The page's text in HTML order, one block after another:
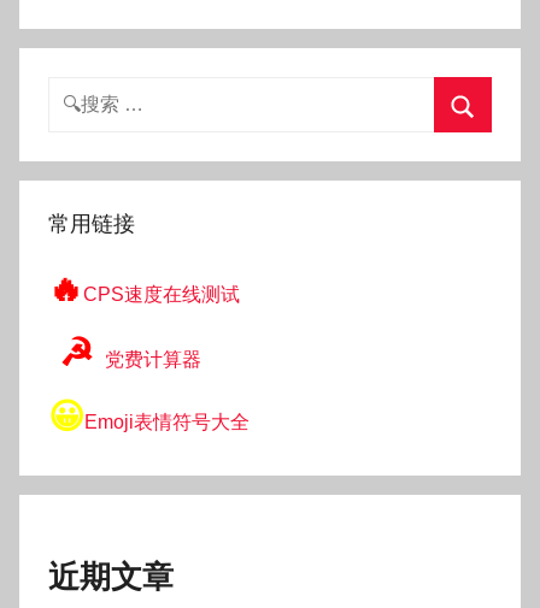
搜
索
常用链接
🔥 CPS速度在线测试
☭ 党费计算器
😀Emoji表情符号大全
近期文章